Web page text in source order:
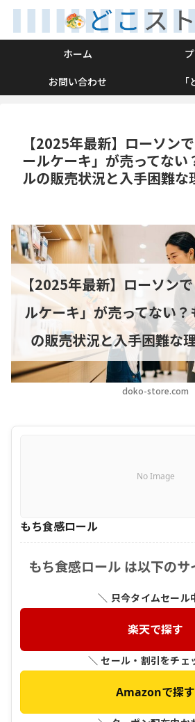
ホーム
お問い合わせ
【2025年最新】ローソン
ールケーキ」が売ってない
ルの販売状況と入手困難な
doko-store.com
【2025年最新】ローソン
ルケーキ」が売ってない
の販売状況と入手困難な
No Image
もち食感ロール
もち食感ロール は以下の
＼ 只今タイムセール
楽天で探す
＼ セール・割引をチェ
Amazonで探す